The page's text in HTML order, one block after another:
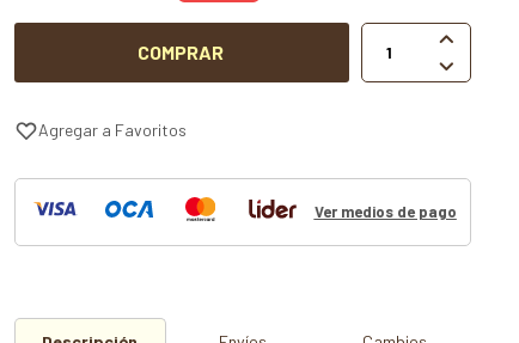
COMPRAR


Ver medios de pago